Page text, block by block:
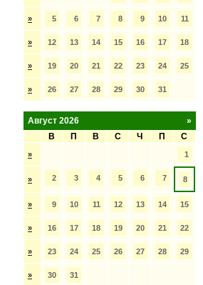
» 5 6 7 8 9 10 11
» 12 13 14 15 16 17 18
» 19 20 21 22 23 24 25
» 26 27 28 29 30 31
»
Август 2026
В
П В С Ч П С
» 1
» 2 3 4 5 6 7 8
» 9 10 11 12 13 14 15
» 16 17 18 19 20 21 22
» 23 24 25 26 27 28 29
» 30 31